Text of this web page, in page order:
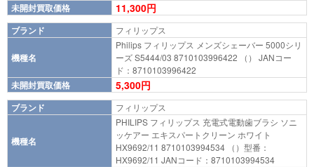
未開封買取価格 11,300円
ブランド フィリップス
機種名
Philips フィリップス メンズシェーバー 5000シリ
ーズ S5444/03 8710103996422 （） JANコー
ド：8710103996422
未開封買取価格 5,300円
ブランド フィリップス
機種名
PHILIPS フィリップス 充電式電動歯ブラシ ソニ
ッケアー エキスパートクリーン ホワイト
HX9692/11 8710103994534 （）型番：
HX9692/11 JANコード：8710103994534